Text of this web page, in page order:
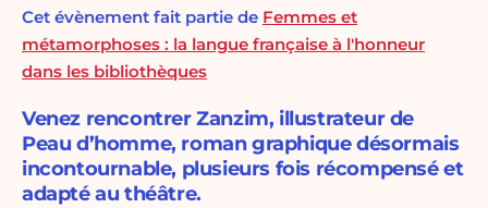
Cet évènement fait partie de Femmes et
métamorphoses : la langue française à l'honneur
dans les bibliothèques
Venez rencontrer Zanzim, illustrateur de
Peau d’homme, roman graphique désormais
incontournable, plusieurs fois récompensé et
adapté au théâtre.